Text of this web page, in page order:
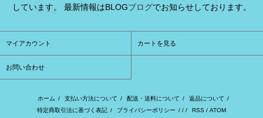
しています。 最新情報はBLOGブログでお知らせしております。
マイアカウント カートを見る
お問い合わせ
ホーム / 支払い方法について / 配送・送料について / 返品について /
特定商取引法に基づく表記 / プライバシーポリシー / / / RSS / ATOM